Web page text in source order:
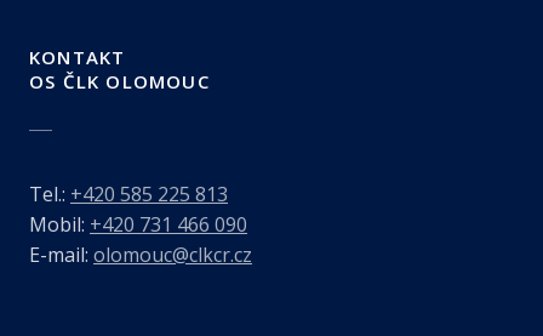
KONTAKT
OS ČLK OLOMOUC
Tel.: +420 585 225 813
Mobil: +420 731 466 090
E-mail: olomouc@clkcr.cz